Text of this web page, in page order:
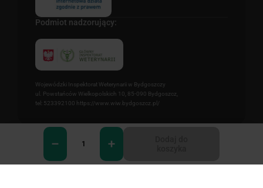
Podmiot nadzorujący:
Wojewódzki Inspektorat Weterynarii w Bydgoszczy
ul. Powstańców Wielkopolskich 10, 85-090 Bydgoszcz,
tel: 523392100 https://www.wiw.bydgoszcz.pl/